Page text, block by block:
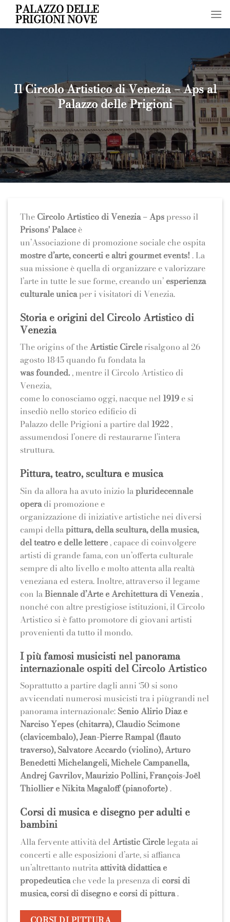
Skip
content
PALAZZO DELLE
PRIGIONI NOVE
Il Circolo Artistico di Venezia – Aps al
Palazzo delle Prigioni
The Circolo Artistico di Venezia – Aps presso il
Prisons' Palaceè
un’Associazione di promozione sociale che ospita
mostre d’arte, concerti e altri gourmet events! . La
sua missione è quella di organizzare e valorizzare
l’arte in tutte le sue forme, creando un’ esperienza
culturale unicaper i visitatori di Venezia.
Storia e origini del Circolo Artistico di
Venezia
The origins of theArtistic Circlerisalgono al 26
agosto 1845 quando fu fondata la
was founded., mentre il Circolo Artistico di
Venezia,
come lo conosciamo oggi, nacque nel1919 e si
insediò nello storico edificio di
Palazzo delle Prigioni a partire dal1922,
assumendosi l’onere di restaurarne l’intera
struttura.
Pittura, teatro, scultura e musica
Sin da allora ha avuto inizio lapluridecennale
operadi promozione e
organizzazione di iniziative artistiche nei diversi
campi dellapittura, della scultura, della musica,
del teatro e delle lettere, capace di coinvolgere
artisti di grande fama, con un’offerta culturale
sempre di alto livello e molto attenta alla realtà
veneziana ed estera. Inoltre, attraverso il legame
con laBiennale d’Arte e Architettura di Venezia,
nonché con altre prestigiose istituzioni, il Circolo
Artistico si è fatto promotore di giovani artisti
provenienti da tutto il mondo.
I più famosi musicisti nel panorama
internazionale ospiti del Circolo Artistico
Soprattutto a partire dagli anni ‘50 si sono
avvicendati numerosi musicisti tra i piùgrandi nel
panorama internazionale: Senio Alirio Diaz e
Narciso Yepes (chitarra), Claudio Scimone
(clavicembalo), Jean-Pierre Rampal (flauto
traverso), Salvatore Accardo (violino), Arturo
Benedetti Michelangeli, MicheleCampanella,
Andrej Gavrilov, Maurizio Pollini, François-Joël
Thiollier eNikita Magaloff (pianoforte).
Corsi di musica e disegno per adulti e
bambini
Alla fervente attività delArtistic Circlelegata ai
concerti e alle esposizioni d’arte, si affianca
un’altrettanto nutritaattività didattica e
propedeuticache vede la presenza di corsi di
musica, corsi di disegno e corsi di pittura.